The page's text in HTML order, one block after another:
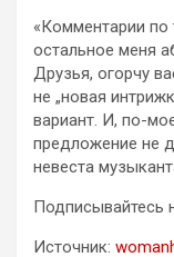
«Комментарии по
остальное меня
Друзья, огорчу
не „новая
вариант. И, по-
предложение не
невеста
Подписывайтесь
Источник: